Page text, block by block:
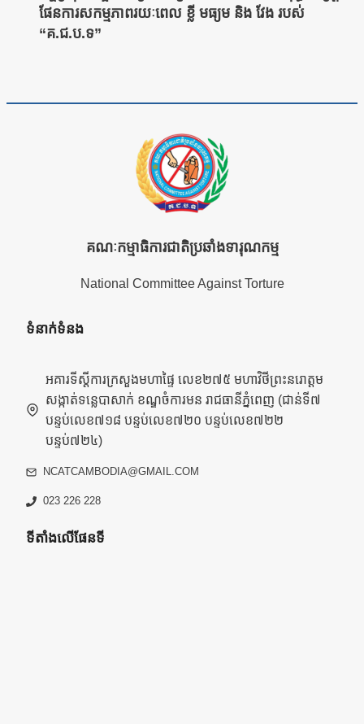
ផែនការសកម្មភាពរយៈពេល ខ្លី មធ្យម និង វែង របស់
“គ.ជ.ប.ទ”
គណៈកម្មាធិការជាតិប្រឆាំងទារុណកម្ម
National Committee Against Torture
ទំនាក់ទំនង
អគារទីស្តីការក្រសួងមហាផ្ទៃ លេខ២៧៥ មហាវិថីព្រះនរោត្តម
សង្កាត់ទន្លេបាសាក់ ខណ្ឌចំការមន រាជធានីភ្នំពេញ (ជាន់ទី៧
បន្ទប់លេខ៧១៨ បន្ទប់លេខ៧២០ បន្ទប់លេខ៧២២
បន្ទប់៧២៤)
NCATCAMBODIA@GMAIL.COM
023 226 228
ទីតាំងលើផែនទី